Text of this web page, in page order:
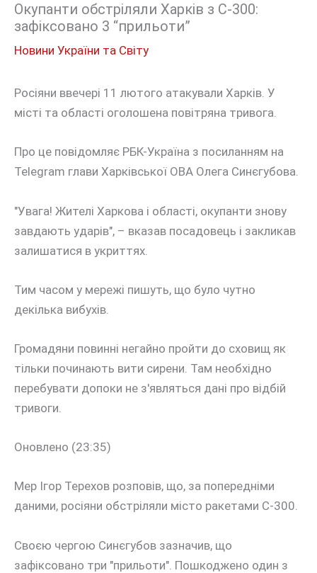
Окупанти обстріляли Харків з С-300:
зафіксовано 3 “прильоти”
Новини України та Світу
Росіяни ввечері 11 лютого атакували Харків. У
місті та області оголошена повітряна тривога.
Про це повідомляє РБК-Україна з посиланням на
Telegram глави Харківської ОВА Олега Синєгубова.
"Увага! Жителі Харкова і області, окупанти знову
завдають ударів", – вказав посадовець і закликав
залишатися в укриттях.
Тим часом у мережі пишуть, що було чутно
декілька вибухів.
Громадяни повинні негайно пройти до сховищ як
тільки починають вити сирени. Там необхідно
перебувати допоки не з'являться дані про відбій
тривоги.
Оновлено (23:35)
Мер Ігор Терехов розповів, що, за попередніми
даними, росіяни обстріляли місто ракетами С-300.
Своєю чергою Синєгубов зазначив, що
зафіксовано три "прильоти". Пошкоджено один з